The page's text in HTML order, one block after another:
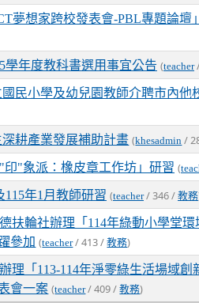
夢想家跨校發表會-PBL專題論壇
學年度教科書選用事宜公告 (teacher
民小學及幼兒園教師介聘市內他
耕產業發展補助計畫 (khesadmin /
"印"象派：橡皮章工作坊」研習 (
115年1月教師研習 (teacher/ 346 / 教務
扶輪社辦理「114年綠動小學堂
參加 (teacher/ 413 /教務)
理「113-114年淨零綠生活場域創
會一案 (teacher/ 409 /教務)